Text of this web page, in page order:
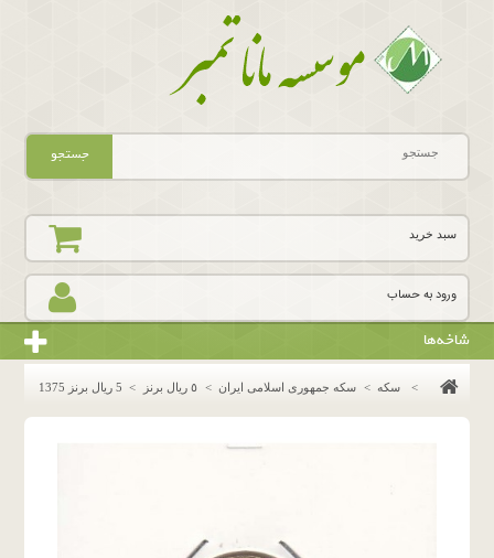
ورود به حساب
سبد خرید
جستجو
شاخه‌ها
> سکه > سکه جمهوری اسلامی ایران > ٥ ريال برنز > 5 ریال برنز 1375